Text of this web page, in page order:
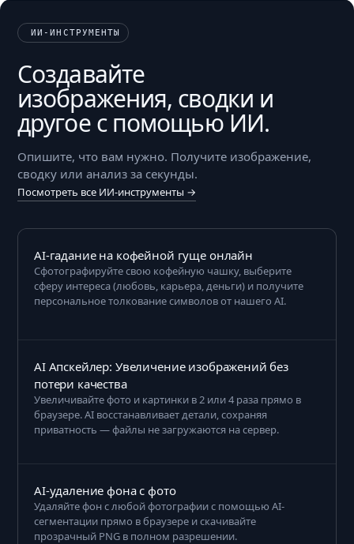
ИИ-ИНСТРУМЕНТЫ
Создавайте
изображения, сводки и
другое с помощью ИИ.
Опишите, что вам нужно. Получите изображение,
сводку или анализ за секунды.
Посмотреть все ИИ-инструменты →
AI-гадание на кофейной гуще онлайн
Сфотографируйте свою кофейную чашку, выберите
сферу интереса (любовь, карьера, деньги) и получите
персональное толкование символов от нашего AI.
AI Апскейлер: Увеличение изображений без
потери качества
Увеличивайте фото и картинки в 2 или 4 раза прямо в
браузере. AI восстанавливает детали, сохраняя
приватность — файлы не загружаются на сервер.
AI-удаление фона с фото
Удаляйте фон с любой фотографии с помощью AI-
сегментации прямо в браузере и скачивайте
прозрачный PNG в полном разрешении.